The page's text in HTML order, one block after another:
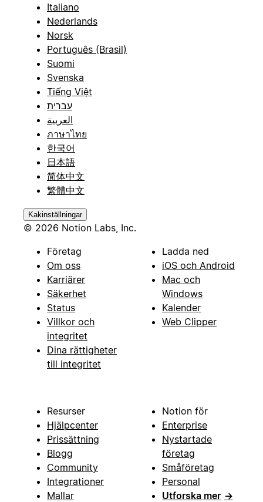
Italiano
Nederlands
Norsk
Português (Brasil)
Suomi
Svenska
Tiếng Việt
עברית
العربية
ภาษาไทย
한국어
日本語
简体中文
繁體中文
Kakinställningar
© 2026 Notion Labs, Inc.
Företag
Om oss
Karriärer
Säkerhet
Status
Villkor och
integritet
Dina rättigheter
till integritet
Ladda ned
iOS och Android
Mac och
Windows
Kalender
Web Clipper
Resurser
Hjälpcenter
Prissättning
Blogg
Community
Integrationer
Mallar
Notion för
Enterprise
Nystartade
företag
Småföretag
Personal
Utforska mer →